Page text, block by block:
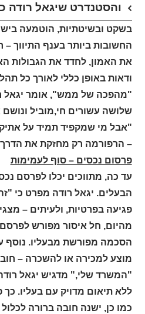
והסטנדרט שיגאל רודה
בשקט ובשיטתיות, הוטמעה
החשובות ביותר בענף התיווך
את האמון, לחדד את הגבולות
ודאות באופן כללי לאורך כל
"מהפכה של ממש", אומר יגאל
שלושה עשורים חי,מוביל
"אבל מי שמקפיד תמיד על
– הרפורמה רק מחזקת את
פרסום נכסים – סוף לעמימות
עד כה, מתווכים יכלו לפרסם
הבעלים. יגאל רודה מפרט כי
פגיעה בפרטיות, ולעיתים –
מהיום, חל איסור מפורש לפרסם
הסכמה מפורשת מבעליו. נוסף
מוצע למכירה או להשכרה –
"המשרד שלי," מדגיש יגאל
ללא תיאום מדויק עם בעליו. כך
כמו כן, ישנה חובה ברורה